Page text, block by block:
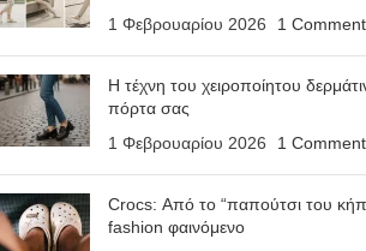
1 Φεβρουαρίου 2026
1 Comment
Η τέχνη του χειροποίητου
πόρτα σας
1 Φεβρουαρίου 2026
1 Comment
Crocs: Από το “παπούτσι του
fashion φαινόμενο